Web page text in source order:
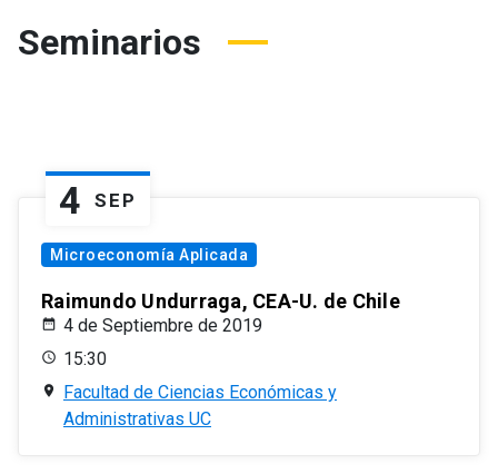
Seminarios
4 SEP
Microeconomía Aplicada
Raimundo Undurraga, CEA-U. de Chile
4 de Septiembre de 2019
15:30
Facultad de Ciencias Económicas y
Administrativas UC